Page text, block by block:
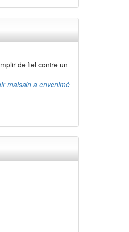
de fiel contre un
malsain a envenimé